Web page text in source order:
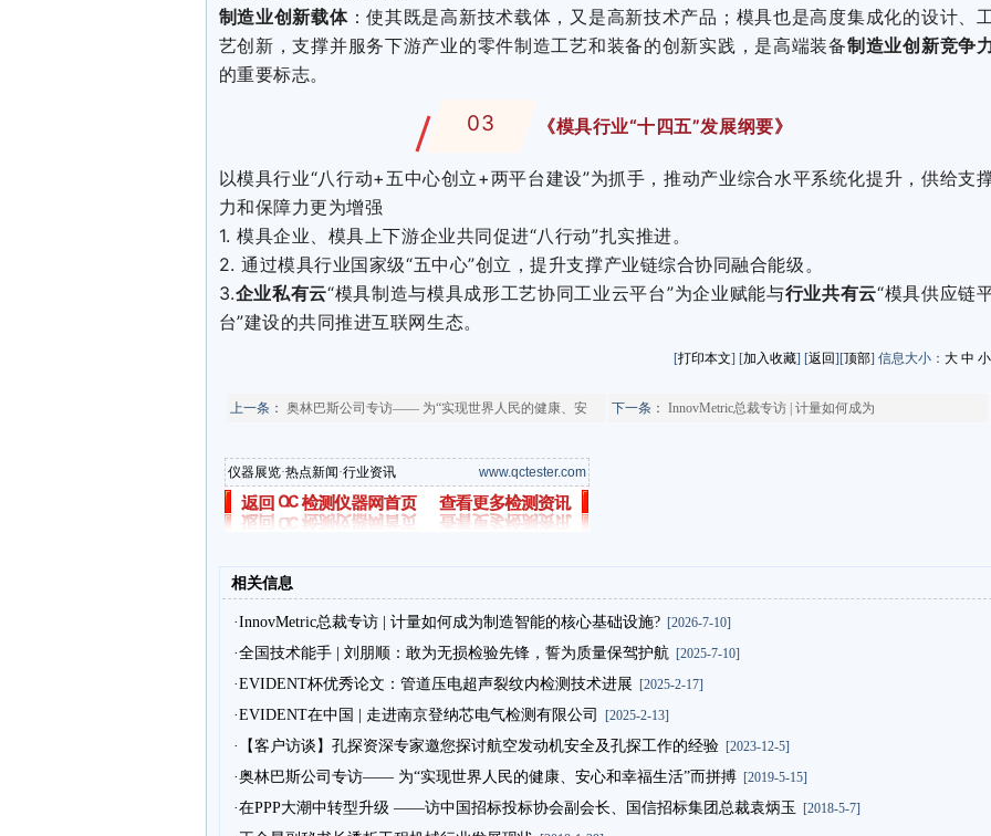
制造业创新载体：使其既是高新技术载体，又是高新技术产品；模具也是高度集成化的设计、工
艺创新，支撑并服务下游产业的零件制造工艺和装备的创新实践，是高端装备制造业创新竞争
的重要标志。
03 《模具行业“十四五”发展纲要》
以模具行业“八行动+五中心创立+两平台建设”为抓手，推动产业综合水平系统化提升，供给支
力和保障力更为增强
1. 模具企业、模具上下游企业共同促进“八行动”扎实推进。
2. 通过模具行业国家级“五中心”创立，提升支撑产业链综合协同融合能级。
3.企业私有云“模具制造与模具成形工艺协同工业云平台”为企业赋能与行业共有云“模具供应链
台”建设的共同推进互联网生态。
[打印本文] [加入收藏] [返回][顶部] 信息大小： 大 中 小
上一条： 奥林巴斯公司专访—— 为“实现世界人民的健康、安 下一条： InnovMetric总裁专访 | 计量如何成为
仪器展览·热点新闻·行业资讯 www.qctester.com
相关信息
·InnovMetric总裁专访 | 计量如何成为制造智能的核心基础设施?[2026-7-10]
·全国技术能手 | 刘朋顺：敢为无损检验先锋，誓为质量保驾护航 [2025-7-10]
·EVIDENT杯优秀论文：管道压电超声裂纹内检测技术进展 [2025-2-17]
·EVIDENT在中国 | 走进南京登纳芯电气检测有限公司 [2025-2-13]
·【客户访谈】孔探资深专家邀您探讨航空发动机安全及孔探工作的经验[2023-12-5]
·奥林巴斯公司专访—— 为“实现世界人民的健康、安心和幸福生活”而拼搏[2019-5-15]
·在PPP大潮中转型升级 ——访中国招标投标协会副会长、国信招标集团总裁袁炳玉 [2018-5-7]